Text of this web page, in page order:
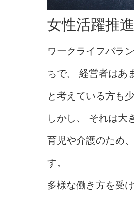
女性活躍推
ワークライフバラ
ちで、 経営者はあ
と考えている方も
しかし、 それは大
育児や介護のため
す。
多様な働き方を受